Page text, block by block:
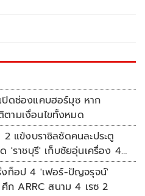
ปิดช่องแคบฮอร์มุซ หาก
ามเงื่อนไขทั้งหมด
แข้งบราซิลซัดคนละประตู
'ราชบุรี' เก็บชัยอุ่นเครื่อง 4
ท็อป 4 'เฟอร์-ปัญจรุจน์'
ก ARRC สนาม 4 เรซ 2